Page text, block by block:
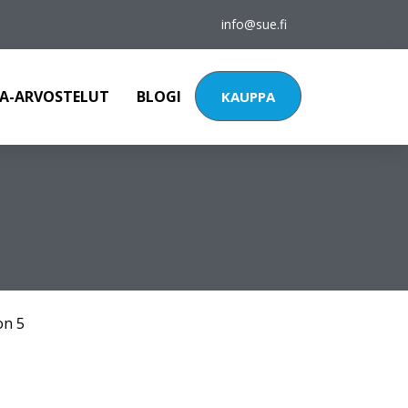
info@sue.fi
ARVOSTELUT BLOGI KAUPPA
5